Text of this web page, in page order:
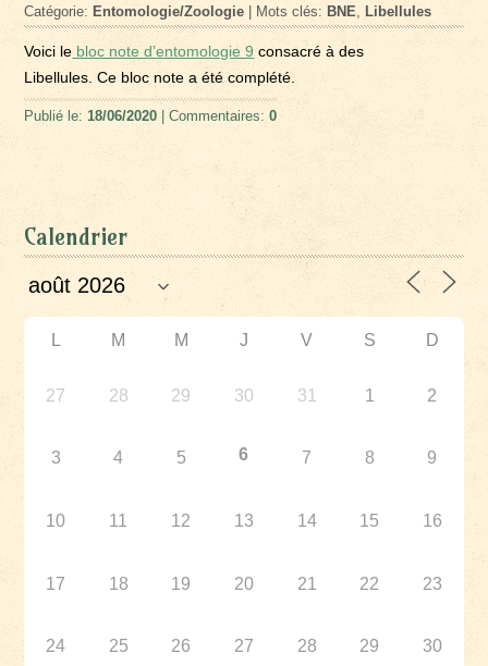
Catégorie: Entomologie/Zoologie | Mots clés: BNE, Libellules
Voici le bloc note d’entomologie 9 consacré à des
Libellules. Ce bloc note a été complété.
Publié le:18/06/2020 | Commentaires:0
Calendrier
L M M J V S D
27 28 29 30 31 1 2
3 4 5 6 7 8 9
10 11 12 13 14 15 16
17 18 19 20 21 22 23
24 25 26 27 28 29 30